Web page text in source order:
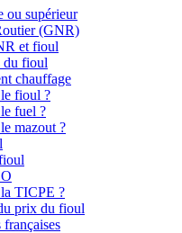
ou supérieur
(GNR)
et fioul
du fioul
chauffage
fioul ?
fuel ?
mazout ?
TICPE ?
prix du fioul